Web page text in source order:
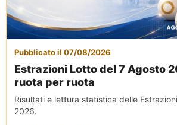
Pubblicato il 07/08/2026
Estrazioni Lotto del 7 Agosto
ruota per ruota
Risultati e lettura statistica delle
2026.